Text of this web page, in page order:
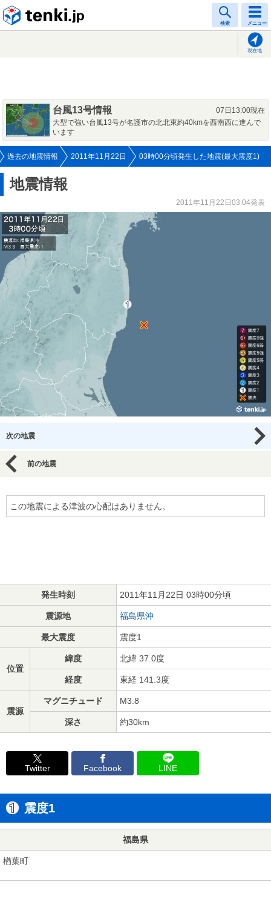
検索 メニュー
現在地
台風13号情報
07日13:00現在
大型で強い台風13号が名護市の北北東約40kmを西南西に進んで
います
過去の地震情報 2011年11月22日 03時00分頃発生した地震(最大震度1)
地震情報
2011年11月22日03:04発表
次の地震
前の地震
この地震による津波の心配はありません。
発生時刻 2011年11月22日 03時00分頃
震源地 福島県沖
最大震度 震度1
位置
緯度 北緯 37.0度
経度 東経 141.3度
震源
マグニチュード M3.8
深さ 約30km
Twitter Facebook LINE
震度1
福島県
楢葉町